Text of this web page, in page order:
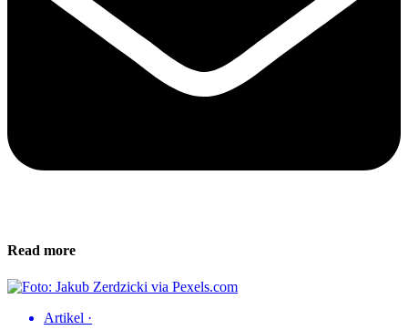
Read more
Artikel ·